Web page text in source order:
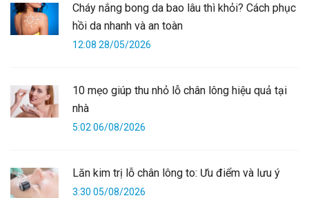
Cháy nắng bong da bao lâu thì khỏi? Cách phục
hồi da nhanh và an toàn
12:08 28/05/2026
10 mẹo giúp thu nhỏ lỗ chân lông hiệu quả tại
nhà
5:02 06/08/2026
Lăn kim trị lỗ chân lông to: Ưu điểm và lưu ý
3:30 05/08/2026